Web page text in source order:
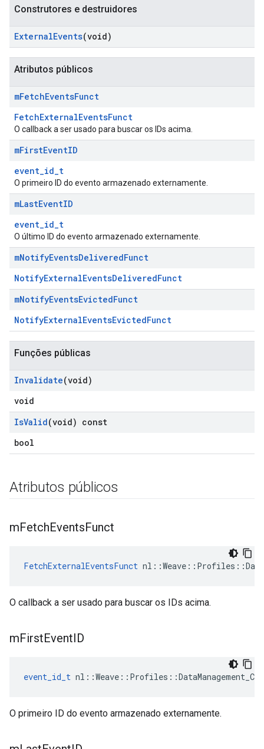
Construtores e destruidores
ExternalEvents(void)
Atributos públicos
mFetchEventsFunct
FetchExternalEventsFunct
O callback a ser usado para buscar os IDs acima.
mFirstEventID
event_id_t
O primeiro ID do evento armazenado externamente.
mLastEventID
event_id_t
O último ID do evento armazenado externamente.
mNotifyEventsDeliveredFunct
NotifyExternalEventsDeliveredFunct
mNotifyEventsEvictedFunct
NotifyExternalEventsEvictedFunct
Funções públicas
Invalidate(void)
void
IsValid(void) const
bool
Atributos públicos
mFetchEventsFunct
FetchExternalEventsFunct
O callback a ser usado para buscar os IDs acima.
mFirstEventID
event_id_t
O primeiro ID do evento armazenado externamente.